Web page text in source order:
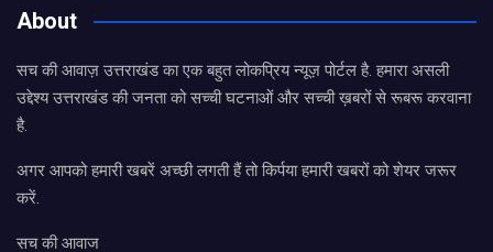
About
सच की आवाज़ उत्तराखंड का एक बहुत लोकप्रिय न्यूज़ पोर्टल है. हमारा असली
उद्देश्य उत्तराखंड की जनता को सच्ची घटनाओं और सच्ची ख़बरों से रूबरू करवाना
है.
अगर आपको हमारी खबरें अच्छी लगती हैं तो किर्पया हमारी खबरों को शेयर जरूर
करें.
सच की आवाज